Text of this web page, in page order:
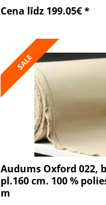
Cena līdz 199.05€ *
SALE
Audums Oxford 022,
pl.160 cm. 100 %
m